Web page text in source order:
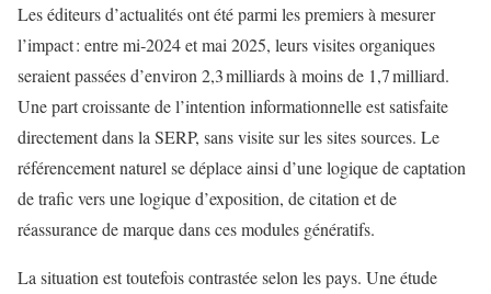
Les éditeurs d’actualités ont été parmi les premiers à mesurer
l’impact : entre mi‑2024 et mai 2025, leurs visites organiques
seraient passées d’environ 2,3 milliards à moins de 1,7 milliard.
Une part croissante de l’intention informationnelle est satisfaite
directement dans la SERP, sans visite sur les sites sources. Le
référencement naturel se déplace ainsi d’une logique de captation
de trafic vers une logique d’exposition, de citation et de
réassurance de marque dans ces modules génératifs.
La situation est toutefois contrastée selon les pays. Une étude